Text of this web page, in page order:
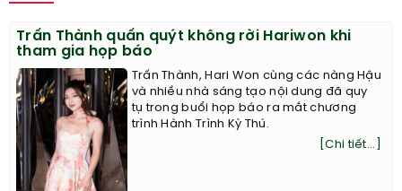
Trấn Thành quấn quýt không rời Hariwon khi
tham gia họp báo
Trấn Thành, Hari Won cùng các nàng Hậu
và nhiều nhà sáng tạo nội dung đã quy
tụ trong buổi họp báo ra mắt chương
trình Hành Trình Kỳ Thú.
[Chi tiết...]